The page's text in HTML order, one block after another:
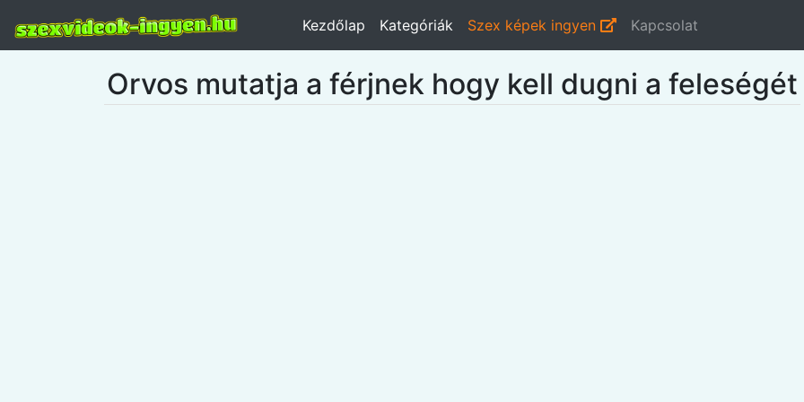
Kezdőlap Kategóriák Szex képek ingyen Kapcsolat
Orvos mutatja a férjnek hogy kell dugni a feleségét